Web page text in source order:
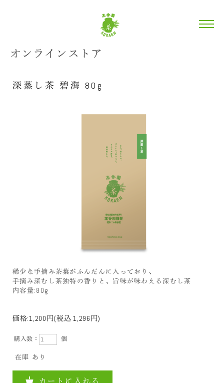
オンラインストア
深蒸し茶 碧海 80g
稀少な手摘み茶葉がふんだんに入っており、
手摘み深むし茶独特の香りと、旨味が味わえる深むし茶
内容量:80g
価格:1,200円(税込 1,296円)
購入数： 個
在庫 あり